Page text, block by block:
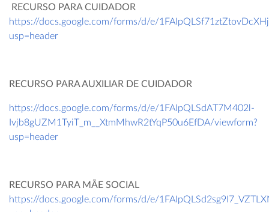
RECURSO PARA CUIDADOR
https://docs.google.com/forms/d/e/
usp=header
RECURSO PARA AUXILIAR DE CUIDADOR
https://docs.google.com/forms/d/e/1FAIpQLSdAT7M402l-
Ivjb8gUZM1TyiT_m__XtmMhwR2tYqP50u6EfDA/viewform?
usp=header
RECURSO PARA MÃE SOCIAL
https://docs.google.com/forms/d/e/